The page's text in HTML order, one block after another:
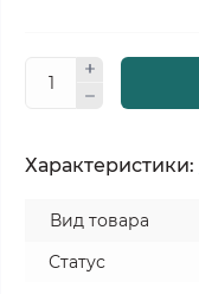
Характеристики:
Вид товара
Статус